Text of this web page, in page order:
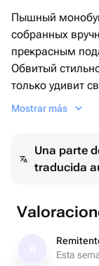
Пышный
собранных
прекрасным
Обвитый
только удивит
подчеркнет ваш
Mostrar más
Una parte
traducida
Esta